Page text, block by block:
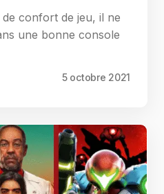
de confort de jeu, il ne
une bonne console
5 octobre 2021